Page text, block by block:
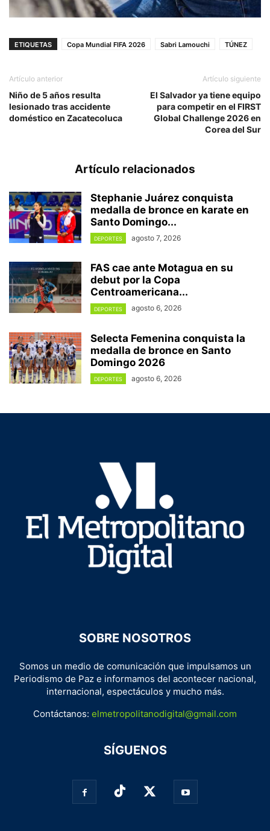
ETIQUETAS Copa Mundial FIFA 2026 Sabri Lamouchi TÚNEZ
Artículo anterior
Niño de 5 años resulta
lesionado tras accidente
doméstico en Zacatecoluca
Artículo siguiente
El Salvador ya tiene equipo
para competir en el FIRST
Global Challenge 2026 en
Corea del Sur
Artículo relacionados
Stephanie Juárez conquista
medalla de bronce en karate en
Santo Domingo...
DEPORTES agosto 7, 2026
FAS cae ante Motagua en su
debut por la Copa
Centroamericana...
DEPORTES agosto 6, 2026
Selecta Femenina conquista la
medalla de bronce en Santo
Domingo 2026
DEPORTES agosto 6, 2026
SOBRE NOSOTROS
Somos un medio de comunicación que impulsamos un
Periodismo de Paz e informamos del acontecer nacional,
internacional, espectáculos y mucho más.
Contáctanos: elmetropolitanodigital@gmail.com
SÍGUENOS